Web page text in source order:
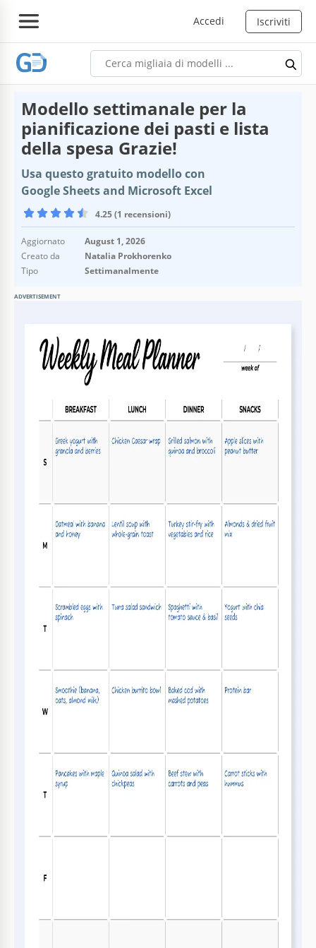
Accedi Iscriviti
Modello settimanale per la
pianificazione dei pasti e lista
della spesa Grazie!
Usa questo gratuito modello con
Google Sheets and Microsoft Excel
4.25 (1 recensioni)
Aggiornato
August 1, 2026
Creato da
Natalia Prokhorenko
Tipo
Settimanalmente
ADVERTISEMENT